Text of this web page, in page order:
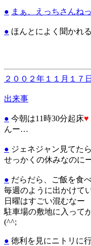
● まぁ、えっちさんねっ
● ほんとによく聞かれ
２００２年１１月１７日
出来事
● 今朝は11時30分起床♥
んー…
● ジェネジャン見てた
せっかくの休みなのに
● だらだら、ご飯を食
毎週のように出かけて
日曜はすごい混むなー
駐車場の敷地に入って
(^^;
● 徳利を見にニトリに行